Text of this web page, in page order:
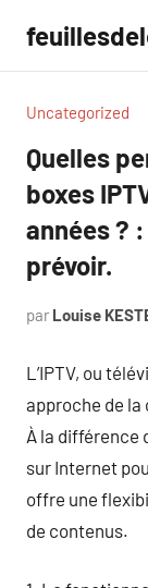
contenu
Uncategorized
Quelles
boxes
années ?
prévoir.
par Louise
L’IPTV, ou
approche de
À la différence
sur Internet
offre une
de contenus.